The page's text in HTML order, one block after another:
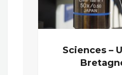
Sciences –